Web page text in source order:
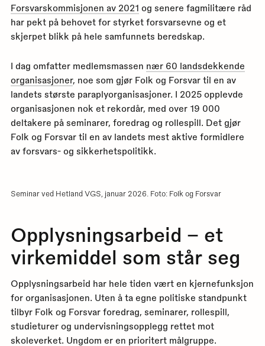
Forsvarskommisjonen av 2021 og senere fagmilitære råd
har pekt på behovet for styrket forsvarsevne og et
skjerpet blikk på hele samfunnets beredskap.
I dag omfatter medlemsmassen nær 60 landsdekkende
organisasjoner, noe som gjør Folk og Forsvar til en av
landets største paraplyorganisasjoner. I 2025 opplevde
organisasjonen nok et rekordår, med over 19 000
deltakere på seminarer, foredrag og rollespill. Det gjør
Folk og Forsvar til en av landets mest aktive formidlere
av forsvars- og sikkerhetspolitikk.
Seminar ved Hetland VGS, januar 2026. Foto: Folk og Forsvar
Opplysningsarbeid – et
virkemiddel som står seg
Opplysningsarbeid har hele tiden vært en kjernefunksjon
for organisasjonen. Uten å ta egne politiske standpunkt
tilbyr Folk og Forsvar foredrag, seminarer, rollespill,
studieturer og undervisningsopplegg rettet mot
skoleverket. Ungdom er en prioritert målgruppe.